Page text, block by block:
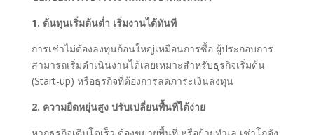
1. ต้นทุนเริ่มต้นต่ำ เริ่มงานได้ทันที
การเช่าไม่ต้องลงทุนก้อนใหญ่เหมือนการซื้อ ผู้ประกอบการ
สามารถเริ่มดำเนินงานได้เลยเหมาะสำหรับธุรกิจเริ่มต้น
(Start-up) หรือธุรกิจที่ต้องการลดภาระเงินลงทุน
2. ความยืดหยุ่นสูง ปรับเปลี่ยนพื้นที่ได้ง่าย